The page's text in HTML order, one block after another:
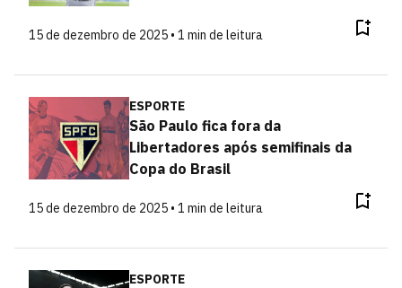
15 de dezembro de 2025 • 1 min de leitura
ESPORTE
São Paulo fica fora da
Libertadores após semifinais da
Copa do Brasil
15 de dezembro de 2025 • 1 min de leitura
ESPORTE